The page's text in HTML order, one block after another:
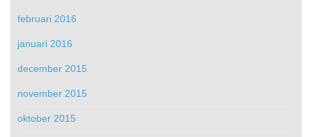
februari 2016
januari 2016
december 2015
november 2015
oktober 2015